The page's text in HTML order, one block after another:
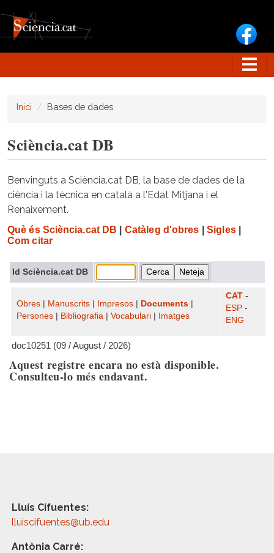
Inici Bases de dades
Sciència.cat DB
Benvinguts a Sciència.cat DB, la base de dades de la
ciència i la tècnica en català a l'Edat Mitjana i el
Renaixement.
Què és Sciència.cat DB Catàleg d'obres Sigles|
Com citar
Id Sciència.cat DB
Obres Manuscrits Impresos Documents
Persones
Bibliografia Vocabulari Imatges
CAT -
ESP -
ENG
doc10251 (09 / August / 2026)
Aquest registre encara no està disponible.
Consulteu-lo més endavant.
Lluís Cifuentes:
lluiscifuentes@ub.edu
Antònia Carré: